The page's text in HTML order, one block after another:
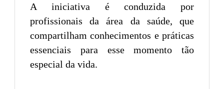
A iniciativa é conduzida por
profissionais da área da saúde, que
compartilham conhecimentos e práticas
essenciais para esse momento tão
especial da vida.